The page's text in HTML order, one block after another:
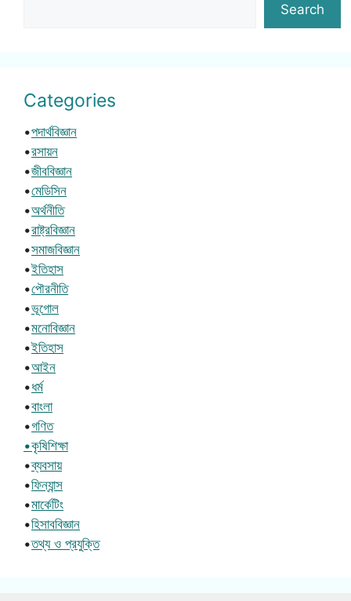
Search
Categories
•পদার্থবিজ্ঞান
•রসায়ন
•জীববিজ্ঞান
•মেডিসিন
•অর্থনীতি
•রাষ্ট্রবিজ্ঞান
•সমাজবিজ্ঞান
•ইতিহাস
•পৌরনীতি
•ভূগোল
•মনোবিজ্ঞান
•ইতিহাস
•আইন
•ধর্ম
•বাংলা
•গণিত
•কৃষিশিক্ষা
•ব্যবসায়
•ফিন্যান্স
•মার্কেটিং
•হিসাববিজ্ঞান
•তথ্য ও প্রযুক্তি